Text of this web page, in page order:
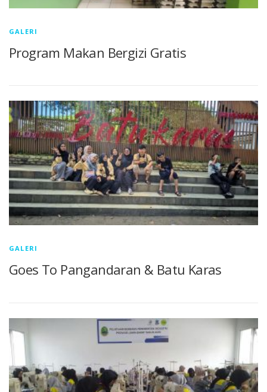
GALERI
Program Makan Bergizi Gratis
GALERI
Goes To Pangandaran & Batu Karas